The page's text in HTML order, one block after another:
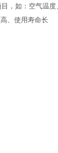
，如：空气温
、使用寿命长